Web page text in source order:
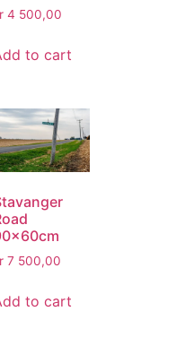
4 500,00
to cart
7 500,00
to cart